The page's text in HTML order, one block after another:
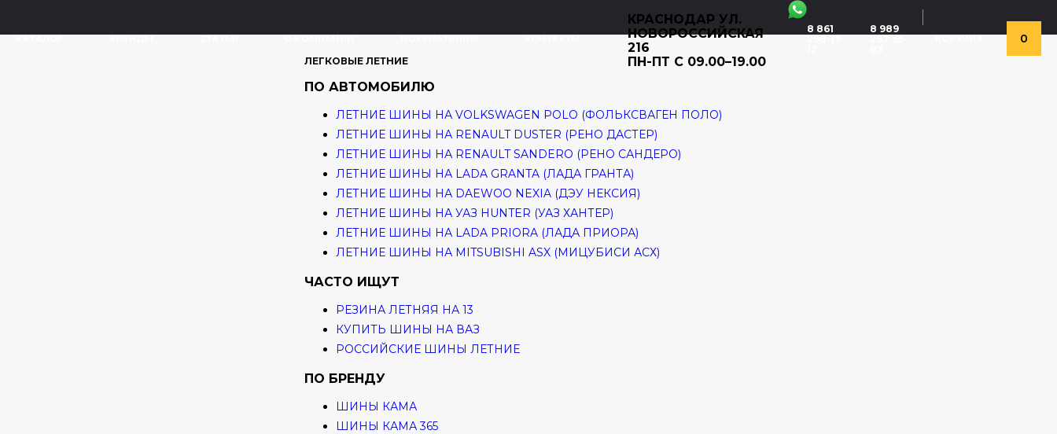
КРАСНОДАР УЛ.
НОВОРОССИЙСКАЯ
216
ПН-ПТ С 09.00–19.00
8 861
298-17-
8 989
262-55-
0
ЛЕГКОВЫЕ ЛЕТНИЕ
ПО АВТОМОБИЛЮ
ЛЕТНИЕ ШИНЫ НА VOLKSWAGEN POLO (ФОЛЬКСВАГЕН ПОЛО)
ЛЕТНИЕ ШИНЫ НА RENAULT DUSTER (РЕНО ДАСТЕР)
ЛЕТНИЕ ШИНЫ НА RENAULT SANDERO (РЕНО САНДЕРО)
ЛЕТНИЕ ШИНЫ НА LADA GRANTA (ЛАДА ГРАНТА)
ЛЕТНИЕ ШИНЫ НА DAEWOO NEXIA (ДЭУ НЕКСИЯ)
ЛЕТНИЕ ШИНЫ НА УАЗ HUNTER (УАЗ ХАНТЕР)
ЛЕТНИЕ ШИНЫ НА LADA PRIORA (ЛАДА ПРИОРА)
ЛЕТНИЕ ШИНЫ НА MITSUBISHI ASX (МИЦУБИСИ АСХ)
ЧАСТО ИЩУТ
РЕЗИНА ЛЕТНЯЯ НА 13
КУПИТЬ ШИНЫ НА ВАЗ
РОССИЙСКИЕ ШИНЫ ЛЕТНИЕ
ПО БРЕНДУ
ШИНЫ КАМА
ШИНЫ КАМА 365